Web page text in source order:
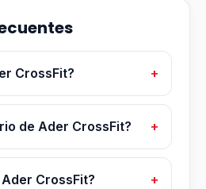
CrossFit?
de Ader CrossFit?
CrossFit?